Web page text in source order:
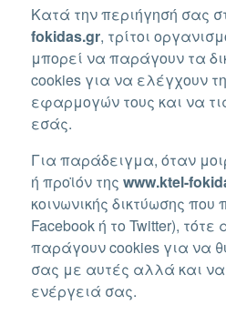
Κατά την περιήγησή σας
fokidas.gr, τρίτοι
μπορεί να παράγουν τα
cookies για να ελέγχουν
εφαρμογών τους και να
εσάς.
Για παράδειγμα, όταν
ή προϊόν τηςwww.ktel-
κοινωνικής δικτύωσης
Facebook ή το Twitter), τότε
παράγουν cookies για να
σας με αυτές αλλά και
ενέργειά σας.